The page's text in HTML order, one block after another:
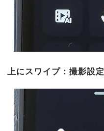
上にスワイプ：撮影設定